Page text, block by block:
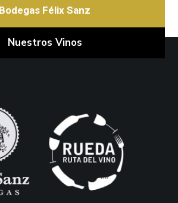
Bodegas Félix Sanz
Nuestros Vinos